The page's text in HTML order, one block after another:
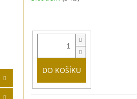
DO KOŠÍKU